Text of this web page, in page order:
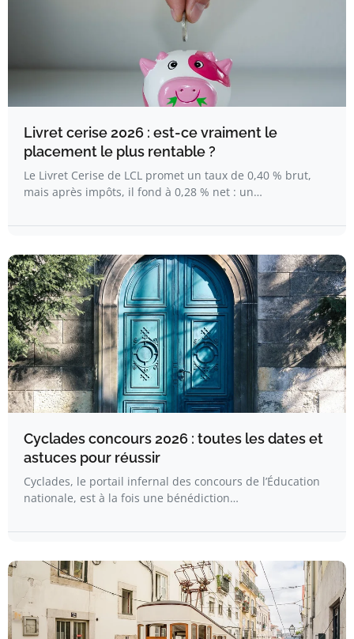
Livret cerise 2026 : est-ce vraiment le
placement le plus rentable ?
Le Livret Cerise de LCL promet un taux de 0,40 % brut,
mais après impôts, il fond à 0,28 % net : un…
Cyclades concours 2026 : toutes les dates et
astuces pour réussir
Cyclades, le portail infernal des concours de l’Éducation
nationale, est à la fois une bénédiction…